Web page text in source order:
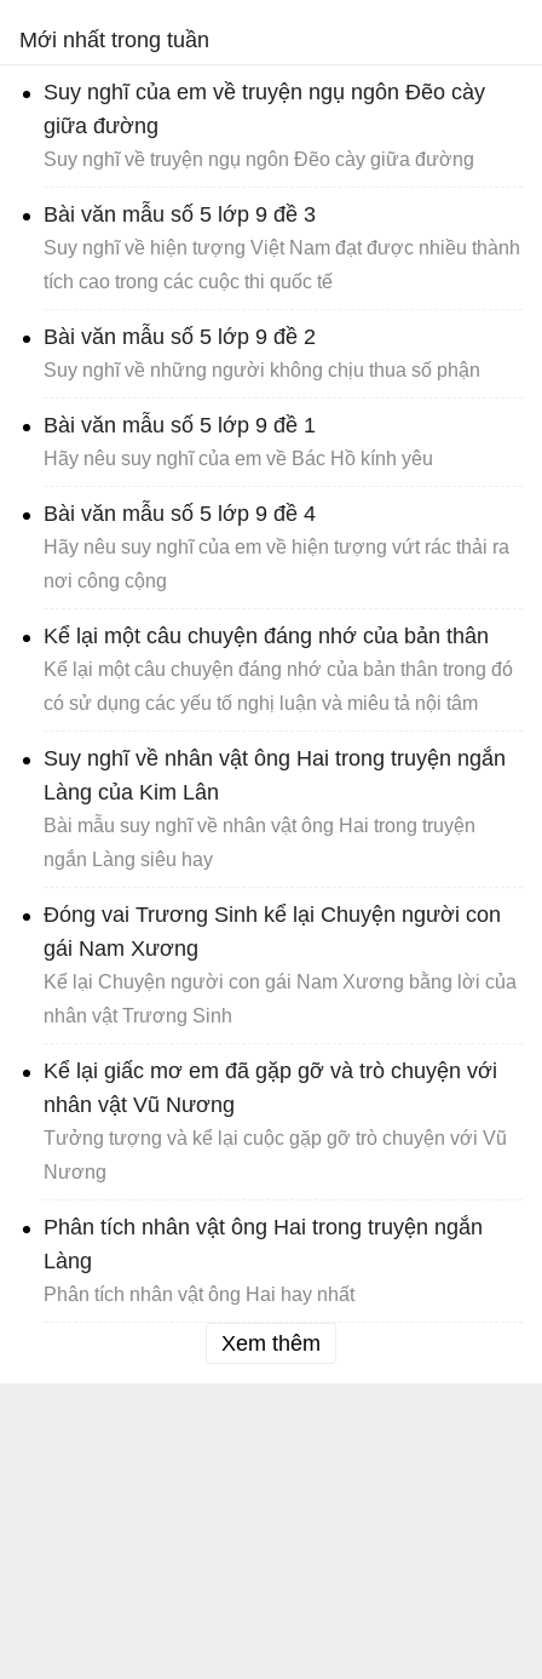
Mới nhất trong tuần
Suy nghĩ của em về truyện ngụ ngôn Đẽo cày
giữa đường
Suy nghĩ về truyện ngụ ngôn Đẽo cày giữa đường
Bài văn mẫu số 5 lớp 9 đề 3
Suy nghĩ về hiện tượng Việt Nam đạt được nhiều thành
tích cao trong các cuộc thi quốc tế
Bài văn mẫu số 5 lớp 9 đề 2
Suy nghĩ về những người không chịu thua số phận
Bài văn mẫu số 5 lớp 9 đề 1
Hãy nêu suy nghĩ của em về Bác Hồ kính yêu
Bài văn mẫu số 5 lớp 9 đề 4
Hãy nêu suy nghĩ của em về hiện tượng vứt rác thải ra
nơi công cộng
Kể lại một câu chuyện đáng nhớ của bản thân
Kể lại một câu chuyện đáng nhớ của bản thân trong đó
có sử dụng các yếu tố nghị luận và miêu tả nội tâm
Suy nghĩ về nhân vật ông Hai trong truyện ngắn
Làng của Kim Lân
Bài mẫu suy nghĩ về nhân vật ông Hai trong truyện
ngắn Làng siêu hay
Đóng vai Trương Sinh kể lại Chuyện người con
gái Nam Xương
Kể lại Chuyện người con gái Nam Xương bằng lời của
nhân vật Trương Sinh
Kể lại giấc mơ em đã gặp gỡ và trò chuyện với
nhân vật Vũ Nương
Tưởng tượng và kể lại cuộc gặp gỡ trò chuyện với Vũ
Nương
Phân tích nhân vật ông Hai trong truyện ngắn
Làng
Phân tích nhân vật ông Hai hay nhất
Xem thêm